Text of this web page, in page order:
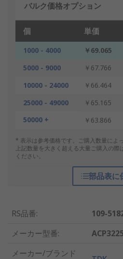
バルク価格オプション
個 単価
1000 - 4000 ￥69.065
5000 - 9000
￥67.766
10000 - 24000
￥66.464
25000 - 49000
￥65.165
50000 +
￥63.866
* 表示は参考価格です。ご購入数量によ
上記数量を大きく超える大量ご購入の際
ください。
部品表に
RS品番:
109-
メーカー型番:
メーカー/ブランド